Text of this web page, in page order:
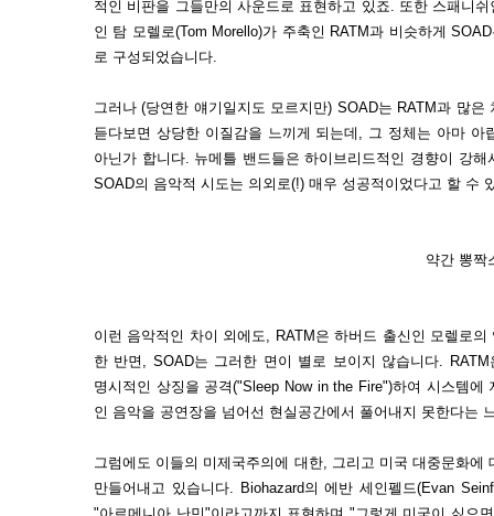
적인 비판을 그들만의 사운드로 표현하고 있죠. 또한 스패니
인 탐 모렐로(Tom Morello)가 주축인 RATM과 비슷하게
로 구성되었습니다.
그러나 (당연한 얘기일지도 모르지만) SOAD는 RATM과 많
듣다보면 상당한 이질감을 느끼게 되는데, 그 정체는 아마 아
아닌가 합니다. 뉴메틀 밴드들은 하이브리드적인 경향이 강
SOAD의 음악적 시도는 의외로(!) 매우 성공적이었다고 할 수
약간 뽕짝
이런 음악적인 차이 외에도, RATM은 하버드 출신인 모렐로
한 반면, SOAD는 그러한 면이 별로 보이지 않습니다.
명시적인 상징을 공격("Sleep Now in the Fire")하여 시스템
인 음악을 공연장을 넘어선 현실공간에서 풀어내지 못한다는
그럼에도 이들의 미제국주의에 대한, 그리고 미국 대중문화
만들어내고 있습니다. Biohazard의 에반 세인펠드(Evan